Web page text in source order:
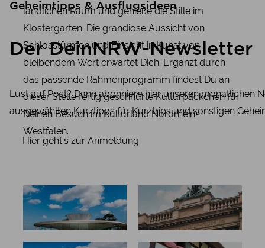
ländlichen Raum und genieße die Stille im
Klostergarten. Die grandiose Aussicht von
Schlosstürmen und Einsicht in Kunst von
bleibendem Wert erwartet Dich. Ergänzt durch
das passende Rahmenprogramm findest Du an
dieser Stelle fertig geschnürte Kulturpäckchen für
Deinen Besuch im Kulturland Nordrhein-
Westfalen.
Manufaktur
en
Kunstmuse
en
Geheimtipps & Ausflugsideen
Der DeinNRW-Newsletter
Lust auf Post? Dann abonniere hier unseren monatlichen
ausgewählten Kurztipps für Kurztrips und sonstigen
Hier geht's zur Anmeldung